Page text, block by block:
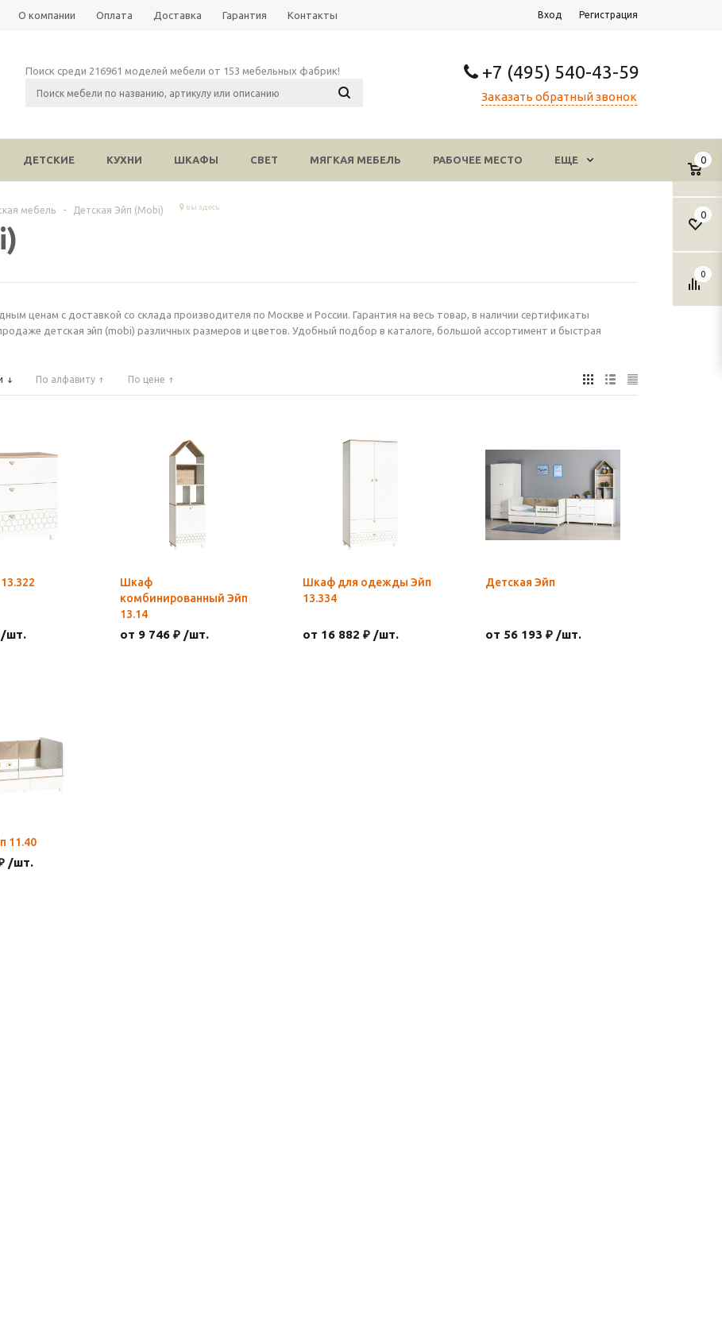
О компании Оплата Доставка Гарантия Контакты Вход Регистрация
+7 (495) 540-43-59
Заказать обратный звонок
Поиск среди 216961 моделей мебели от 153 мебельных фабрик!
0
0
0
ДЕТСКИЕ КУХНИ ШКАФЫ СВЕТ МЯГКАЯ МЕБЕЛЬ РАБОЧЕЕ МЕСТО ЕЩЕ
мебель - Детская Эйп (Mobi) вы здесь
ценам с доставкой со склада производителя по Москве и России. Гарантия на весь товар, в наличии сертификаты
детская эйп (mobi) различных размеров и цветов. Удобный подбор в каталоге, большой ассортимент и быстрая
По алфавиту По цене
/шт.
Шкаф
комбинированный Эйп
13.14
от 9 746 ₽ /шт.
Шкаф для одежды Эйп
13.334
от 16 882 ₽ /шт.
Детская Эйп
от 56 193 ₽ /шт.
11.40
/шт.